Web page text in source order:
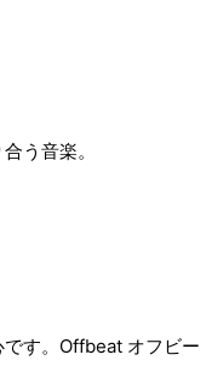
う音楽。
す。Offbeat オフビー